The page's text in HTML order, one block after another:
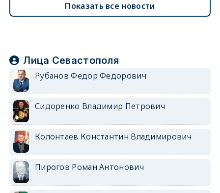
Показать все новости
Лица Севастополя
Рубанов Федор Федорович
Сидоренко Владимир Петрович
Колонтаев Константин Владимирович
Пирогов Роман Антонович